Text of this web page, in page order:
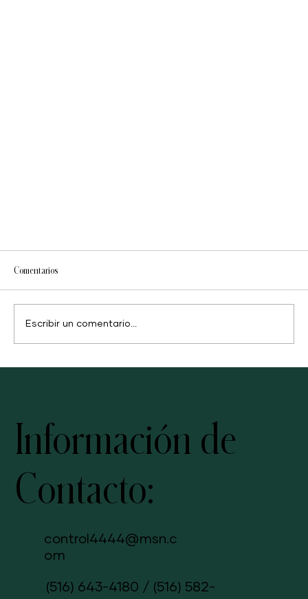
Basic H2®: limpiador multi usos gentil contigo y la naturaleza,
pero pesado con la mugre.
Comentarios
Escribir un comentario...
Información de
Contacto:
control4444@msn.c
om
(516) 643-4180 / (516) 582-